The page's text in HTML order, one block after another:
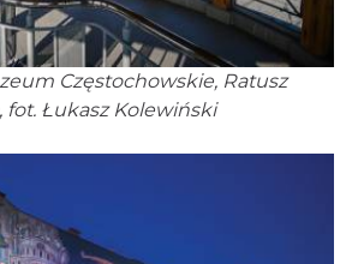
Częstochowskie, Ratusz
fot. Łukasz Kolewiński